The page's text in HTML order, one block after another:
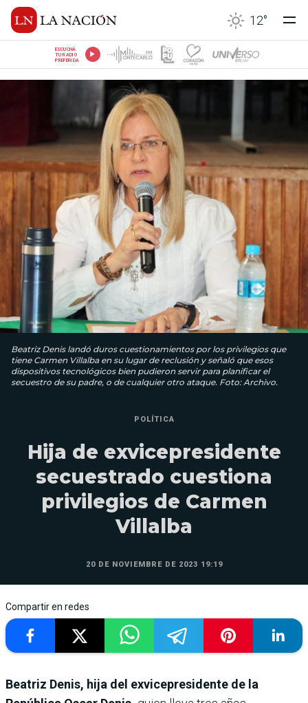
12°
ESCUCHÁ
TU RADIO
PREFERIDA
Beatriz Denis landó duros cuestionamientos por los privilegios que
tiene Carmen Villalba en su lugar de reclusión y señaló que esos
dispositivos tecnológicos bien pudieron servir para planificar el
secuestro de su padre, o de cualquier otro ataque. Foto: Archivo.
POLÍTICA
Hija de exvicepresidente
secuestrado cuestiona
privilegios de Carmen
Villalba
20 DE NOVIEMBRE DE 2023 19:19
Compartir en redes
Beatriz Denis, hija del exvicepresidente de la